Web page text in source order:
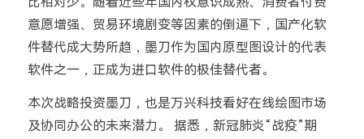
意愿增强、贸易环境剧变等因素的倒逼下，国产化软
件替代成大势所趋，墨刀作为国内原型图设计的代表
软件之一，正成为进口软件的极佳替代者。
本次战略投资墨刀，也是万兴科技看好在线绘图市场
及协同办公的未来潜力。 据悉，新冠肺炎“战疫”期